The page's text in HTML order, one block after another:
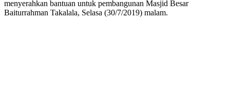
menyerahkan bantuan untuk pembangunan Masjid Besar
Baiturrahman Takalala, Selasa (30/7/2019) malam.